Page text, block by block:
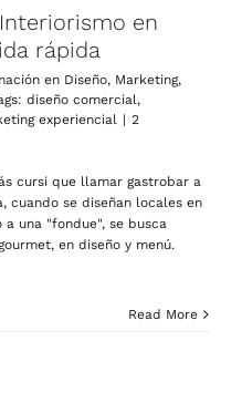
en
rápida
en Diseño, Marketing,
diseño comercial,
experiencial | 2
cursi que llamar gastrobar a
cuando se diseñan locales en
una "fondue", se busca
en diseño y menú.
Read More